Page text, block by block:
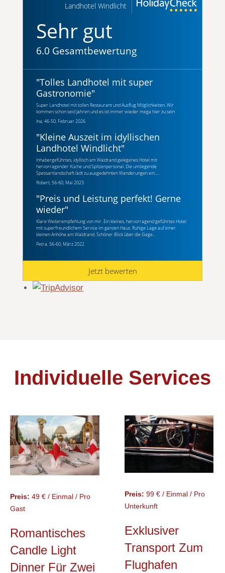
Landhotel Windlicht
Sehr gut
6.0 Gesamtbewertung
"Tolles Landhotel mit super
Gastronomie"
Super Landhotel mit tollen Restaurant und Ausflug Möglichkeiten. Wir
kommen schon seid Jahren und es ist immer wieder mega hier zu sein
Ina, 46-50, Februar 2026
"Kleine Auszeit im idyllischen
Landhotel Windlicht"
Inhabergeführtes, idyllisch am Waldrand gelegenes Hotel mit
hervorragender Küche und Spitzenpersonal. Die umliegende
Spessartlandschaft lädt zu ausgedehnten Wanderungen ein.....
Robert, 56-60, Mai 2023
"Preis und Leistung perfekt! Gerne
wieder"
Klare Weiterempfehlung von mir. Ein kleines, hervorragend geführtes Hotel
mit superfreundlichem Service im ganzen Haus. Ruhige Lage auf einer
kleinen Anhöhe am Waldrand. Schöner Blick über die Gege...
Petra, 56-60, März 2022
Jetzt bewerten
Individuelle Services
Romantisches
Candle Light
Dinner Für Zwei
Preis: 49 € / Einmal / Pro
Gast
Exklusiver
Transport Zum
Flughafen
Preis: 99 €/ Einmal / Pro
Unterkunft